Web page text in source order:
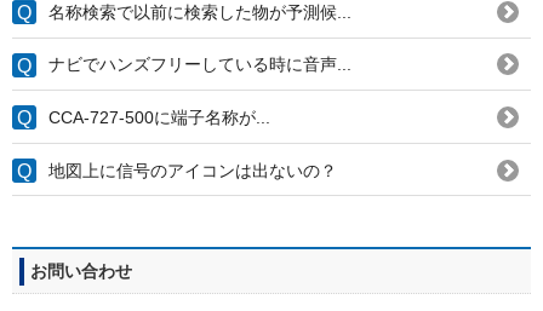
名称検索で以前に検索した物が予測候...
ナビでハンズフリーしている時に音声...
CCA-727-500に端子名称が...
地図上に信号のアイコンは出ないの？
お問い合わせ